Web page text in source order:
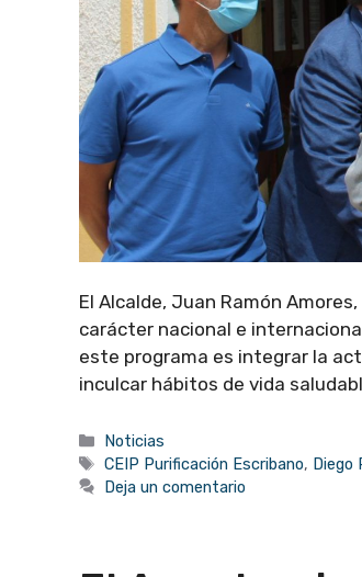
El Alcalde, Juan Ramón
carácter nacional e
este programa es integrar la
inculcar hábitos de vida
Categorías
Noticias
Etiquetas
CEIP Purificación Escribano, Diego
Deja un comentario